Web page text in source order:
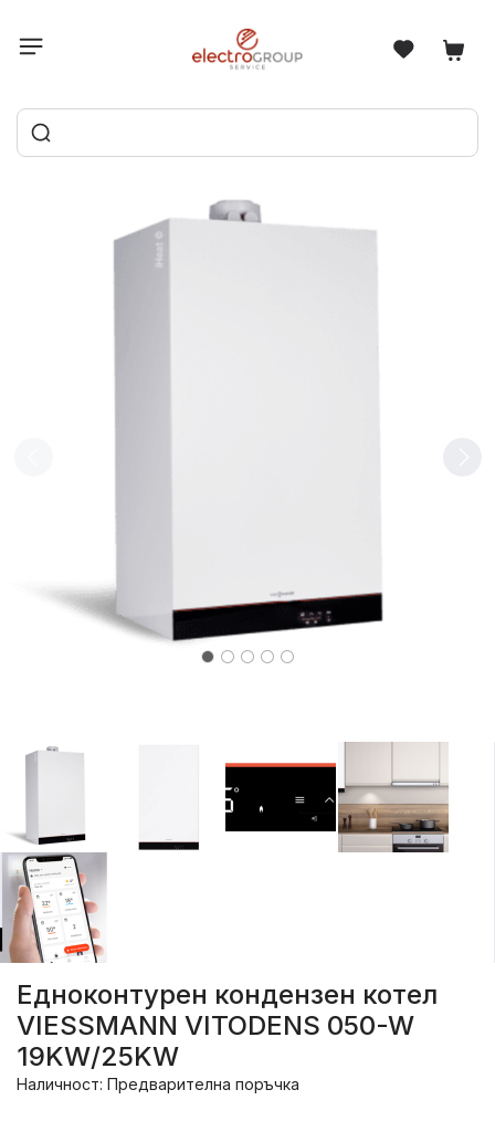
Eдноконтурен кондензен котел
VIESSMANN VITODENS 050-W
19KW/25KW
Наличност: Предварителна поръчка